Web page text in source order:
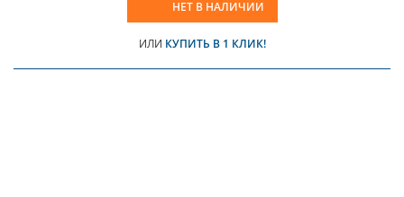
НЕТ В НАЛИЧИИ
ИЛИ КУПИТЬ В 1 КЛИК!